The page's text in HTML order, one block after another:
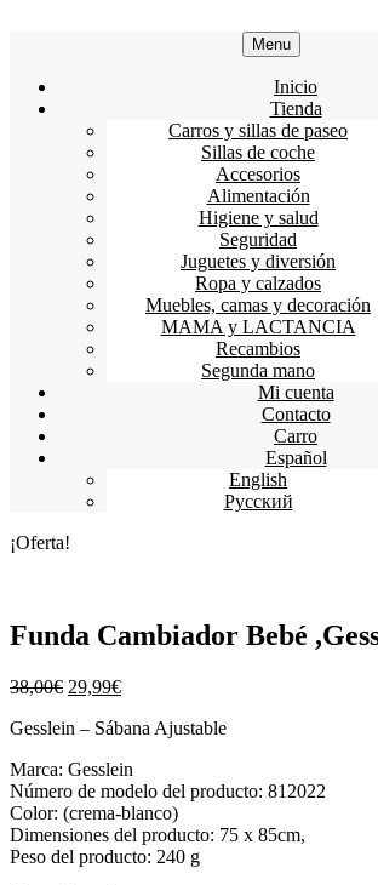
Menu
Inicio
Tienda
Carros y sillas de paseo
Sillas de coche
Accesorios
Alimentación
Higiene y salud
Seguridad
Juguetes y diversión
Ropa y calzados
Muebles, camas y decoración
MAMA y LACTANCIA
Recambios
Segunda mano
Mi cuenta
Contacto
Carro
Español
English
Русский
¡Oferta!
Funda Cambiador Bebé
38,00€ 29,99€
Gesslein – Sábana Ajustable
Marca: Gesslein
Número de modelo del producto: 812022
Color: (crema-blanco)
Dimensiones del producto: 75 x 85cm,
Peso del producto: 240 g